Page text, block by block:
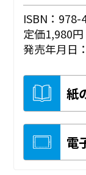
ISBN：
定価1,980円
発売年月日
紙
電